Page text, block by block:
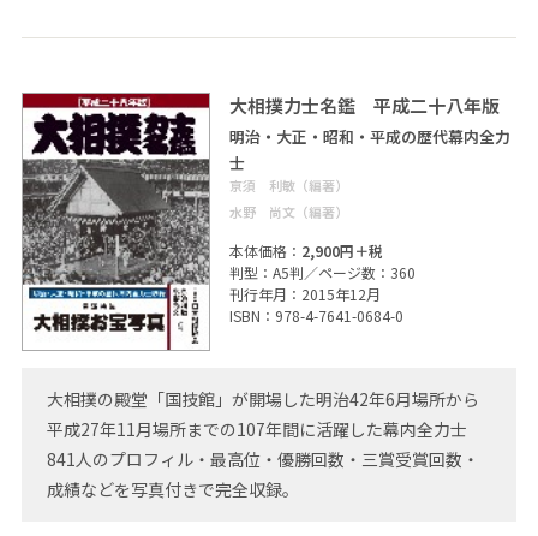
大相撲力士名鑑 平成二十八年版
明治・大正・昭和・平成の歴代幕内全力
士
亰須 利敏（編著）
水野 尚文（編著）
本体価格： 2,900円＋税
判型：A5判／ページ数：360
刊行年月：2015年12月
ISBN：978-4-7641-0684-0
大相撲の殿堂「国技館」が開場した明治42年6月場所から
平成27年11月場所までの107年間に活躍した幕内全力士
841人のプロフィル・最高位・優勝回数・三賞受賞回数・
成績などを写真付きで完全収録。